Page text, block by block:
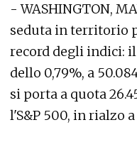
- WASHINGTON,
seduta in territorio
record degli indici:
dello 0,79%, a
si porta a quota
l'S&P 500, in rialzo